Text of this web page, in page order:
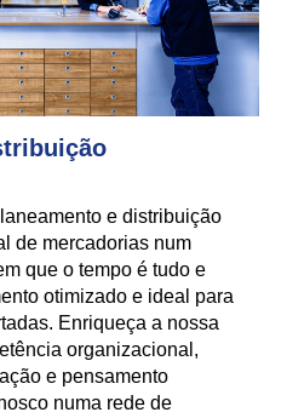
e distribuição
de mercadorias num
que o tempo é tudo e
otimizado e ideal para
Enriqueça a nossa
organizacional,
e pensamento
numa rede de